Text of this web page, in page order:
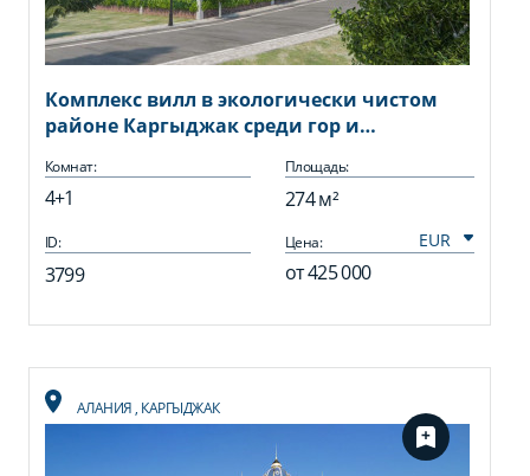
Комплекс вилл в экологически чистом
районе Каргыджак среди гор и
Комнат:
4+1
Площадь:
274 м²
ID:
3799
Цена:
от425 000
АЛАНИЯ, КАРГЫДЖАК